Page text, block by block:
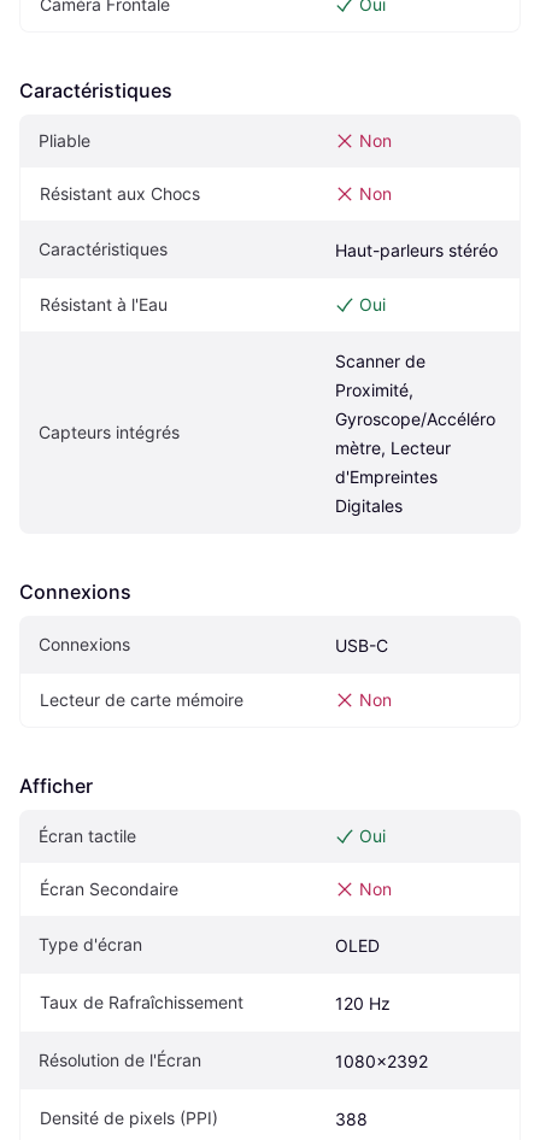
Caméra Frontale Oui
Caractéristiques
Pliable Non
Résistant aux Chocs Non
Caractéristiques Haut-parleurs stéréo
Résistant à l'Eau Oui
Capteurs intégrés
Scanner de
Proximité,
Gyroscope/Accéléro
mètre, Lecteur
d'Empreintes
Digitales
Connexions
Connexions USB-C
Lecteur de carte mémoire Non
Afficher
Écran tactile Oui
Écran Secondaire Non
Type d'écran OLED
Taux de Rafraîchissement 120 Hz
Résolution de l'Écran 1080x2392
Densité de pixels (PPI) 388